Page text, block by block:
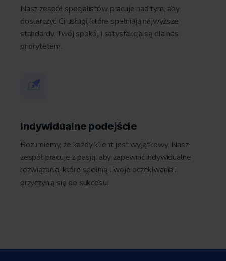
Nasz zespół specjalistów pracuje nad tym, aby
dostarczyć Ci usługi, które spełniają najwyższe
standardy. Twój spokój i satysfakcja są dla nas
priorytetem.
Indywidualne podejście
Rozumiemy, że każdy klient jest wyjątkowy. Nasz
zespół pracuje z pasją, aby zapewnić indywidualne
rozwiązania, które spełnią Twoje oczekiwania i
przyczynią się do sukcesu.